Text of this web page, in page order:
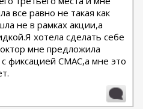
все равно не такая как
не в рамках акции,а
хотела сделать себе
мне предложила
фиксацией СМАС,а мне это